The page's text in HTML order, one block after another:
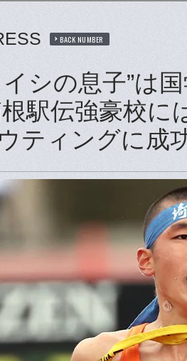
BACK NUMBER
イシの息子”は
駅伝強豪校に
ティングに成